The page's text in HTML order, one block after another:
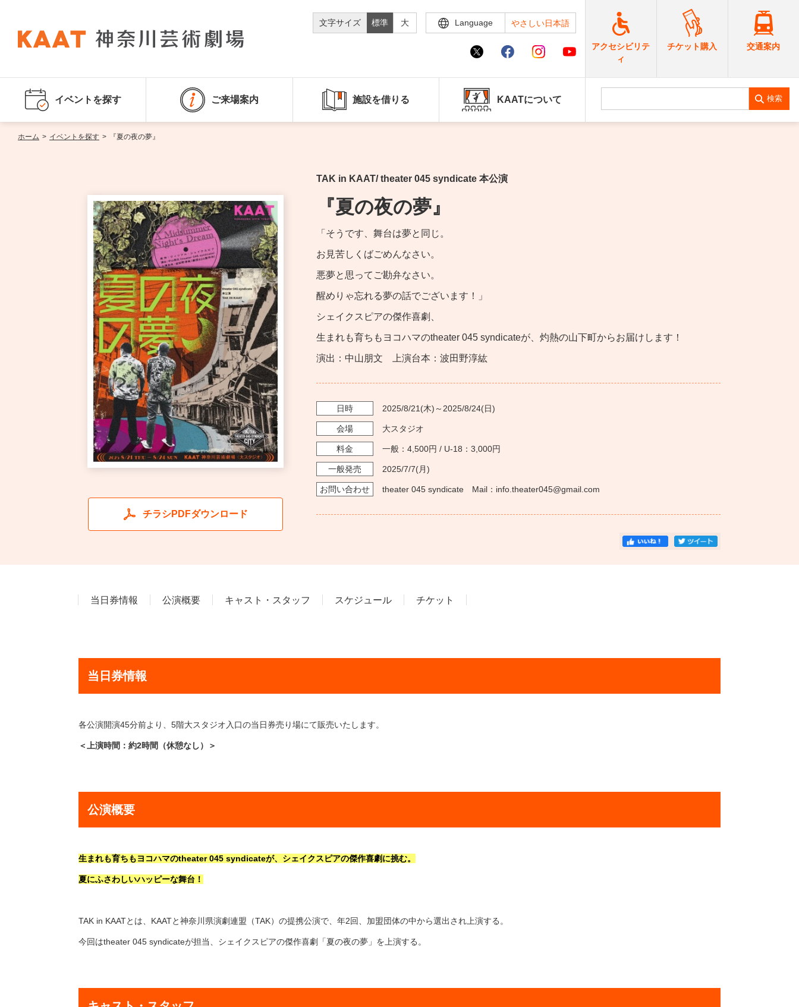
文字サイズ 標準 大 Language やさしい日本語
アクセシビリテ
ィ
チケット購入 交通案内
イベントを探す ご来場案内 施設を借りる KAATについて 検索
ホーム > イベントを探す > 『夏の夜の夢』
チラシPDFダウンロード
TAK in KAAT/ theater 045 syndicate 本公演
『夏の夜の夢』
「そうです、舞台は夢と同じ。
お見苦しくばごめんなさい。
悪夢と思ってご勘弁なさい。
醒めりゃ忘れる夢の話でございます！」
シェイクスピアの傑作喜劇、
生まれも育ちもヨコハマのtheater 045 syndicateが、灼熱の山下町からお届けします！
演出：中山朋文 上演台本：波田野淳紘
日時 2025/8/21 (木)～ 2025/8/24(日)
会場 大スタジオ
料金 一般：4,500円 / U-18：3,000円
一般発売 2025/7/7(月)
お問い合わせ theater 045 syndicate Mail：info.theater045@gmail.com
当日券情報 公演概要 キャスト・スタッフ スケジュール チケット
当日券情報
各公演開演45分前より、5階大スタジオ入口の当日券売り場にて販売いたします。
＜上演時間：約2時間（休憩なし）＞
公演概要
生まれも育ちもヨコハマのtheater 045 syndicateが、シェイクスピアの傑作喜劇に挑む。
夏にふさわしいハッピーな舞台！
TAK in KAATとは、KAATと神奈川県演劇連盟（TAK）の提携公演で、年2回、加盟団体の中から選出され上演する。
今回はtheater 045 syndicateが担当、シェイクスピアの傑作喜劇「夏の夜の夢」を上演する。